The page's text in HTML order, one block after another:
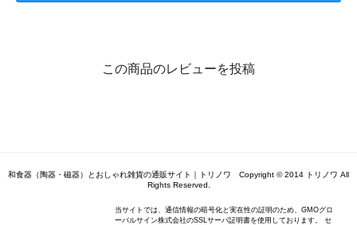
この商品のレビューを投稿
和食器（陶器・磁器）とおしゃれ雑貨の通販サイト｜トリノワ Copyright © 2014 トリノワ All
Rights Reserved.
当サイトでは、通信情報の暗号化と実在性の証明のため、GMOグロ
ーバルサイン株式会社のSSLサーバ証明書を使用しております。 セ